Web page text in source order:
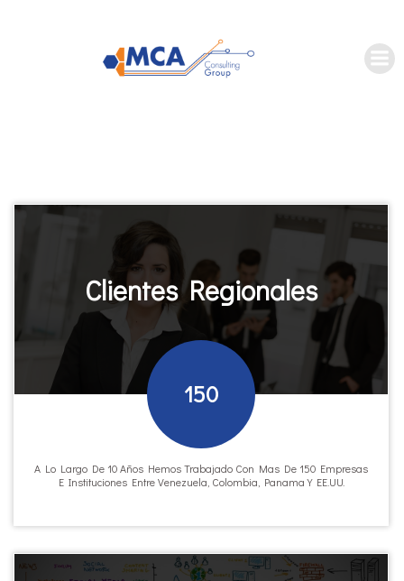
contenido
Clientes Regionales
150
A Lo Largo De 10 Años Hemos Trabajado Con Mas De 150 Empresas
E Instituciones Entre Venezuela, Colombia, Panama Y EE.UU.